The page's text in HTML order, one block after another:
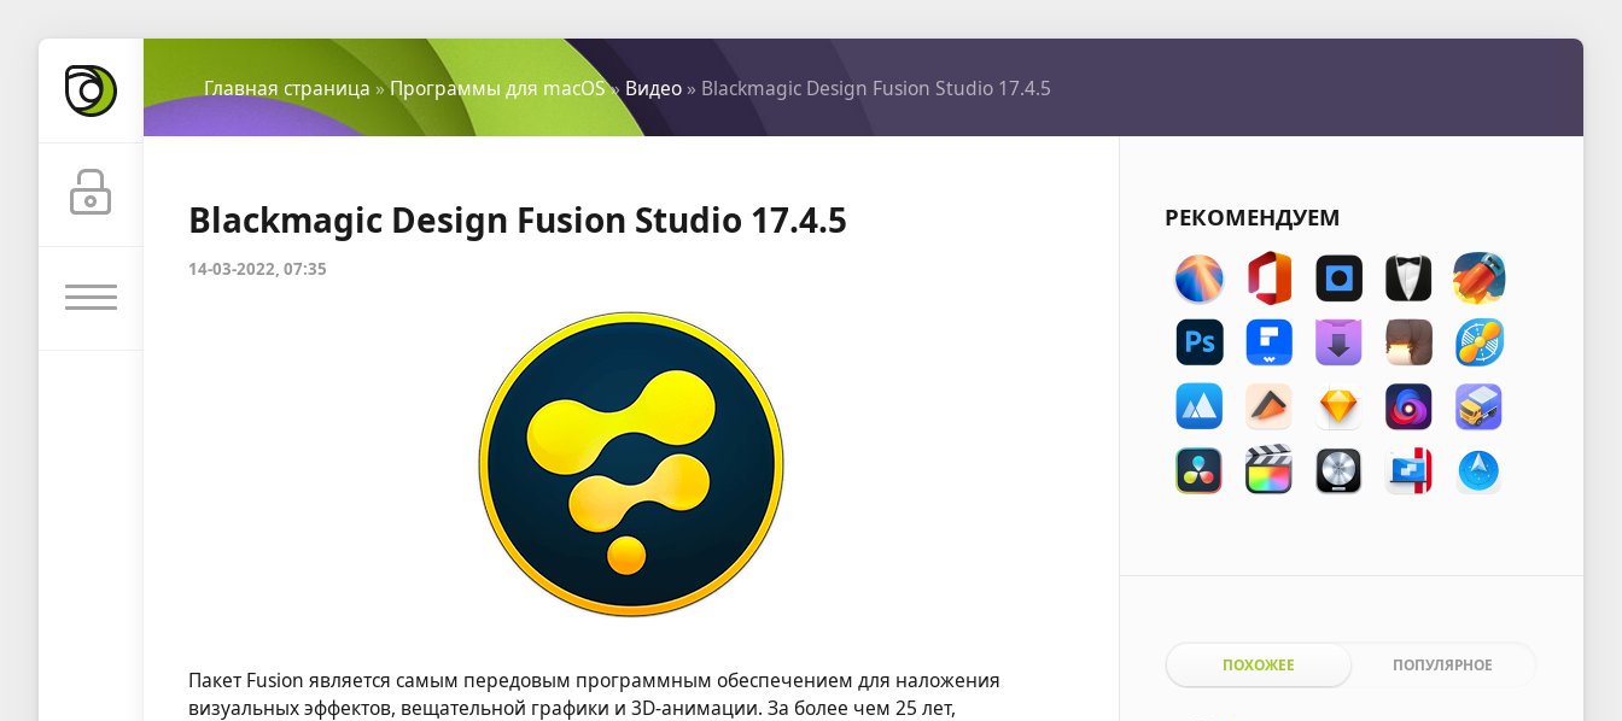
Главная страница »Программы для macOS» Видео» Blackmagic Design Fusion Studio 17.4.5
Blackmagic Design Fusion Studio 17.4.5
14-03-2022, 07:35
Пакет Fusion является самым передовым программным обеспечением для наложения
визуальных эффектов, вещательной графики и 3D-анимации. За более чем 25 лет,
РЕКОМЕНДУЕМ
ПОХОЖЕЕ ПОПУЛЯРНОЕ